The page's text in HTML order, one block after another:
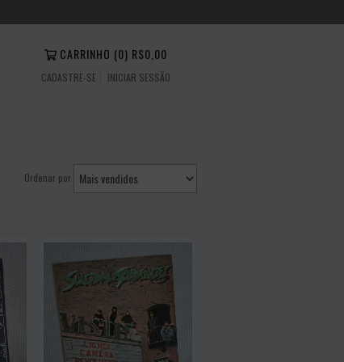
CARRINHO (0) R$0,00
CADASTRE-SE INICIAR SESSÃO
Ordenar por